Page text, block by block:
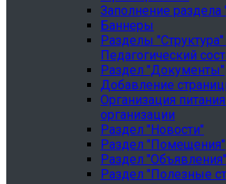
Заполнение
Баннеры
Разделы
Педагогический
Раздел "Документы"
Добавление
Организация
организации
Раздел "Новости"
Раздел "Помещения"
Раздел "Объявления"
Раздел "Полезные